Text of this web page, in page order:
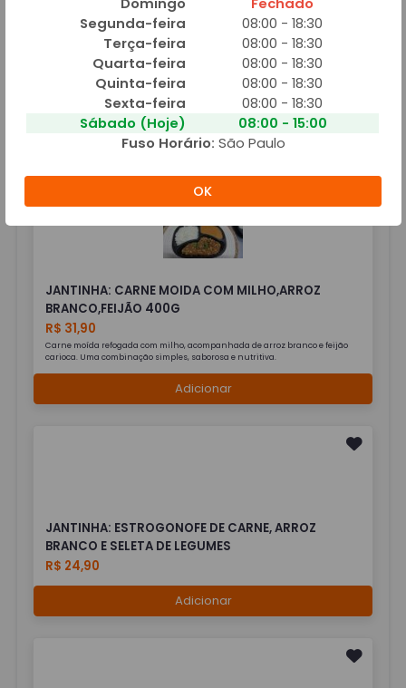
JANTINHA: CARNE DE PANELA COM MANDIOCA,
ARROZ BRANCO E CREME
R$ 24,90
Adicionar
JANTINHA: CARNE MOIDA COM MILHO,ARROZ
BRANCO,FEIJÃO 400G
R$ 31,90
Carne moída refogada com milho, acompanhada de arroz branco e feijão
carioca. Uma combinação simples, saborosa e nutritiva.
Adicionar
JANTINHA: ESTROGONOFE DE CARNE, ARROZ
BRANCO E SELETA DE LEGUMES
R$ 24,90
Adicionar
Segunda-feira
08:00 - 18:30
Terça-feira
08:00 - 18:30
Quarta-feira
08:00 - 18:30
Quinta-feira
08:00 - 18:30
Sexta-feira
08:00 - 18:30
Sábado (Hoje)
08:00 - 15:00
Fuso Horário: São Paulo
OK